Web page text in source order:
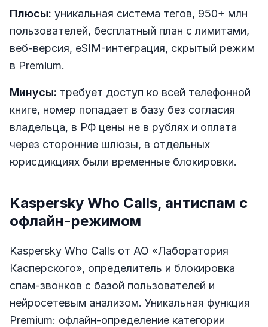
Плюсы: уникальная система тегов, 950+ млн
пользователей, бесплатный план с лимитами,
веб-версия, eSIM-интеграция, скрытый режим
в Premium.
Минусы: требует доступ ко всей телефонной
книге, номер попадает в базу без согласия
владельца, в РФ цены не в рублях и оплата
через сторонние шлюзы, в отдельных
юрисдикциях были временные блокировки.
Kaspersky Who Calls, антиспам с
офлайн-режимом
Kaspersky Who Calls от АО «Лаборатория
Касперского», определитель и блокировка
спам-звонков с базой пользователей и
нейросетевым анализом. Уникальная функция
Premium: офлайн-определение категории